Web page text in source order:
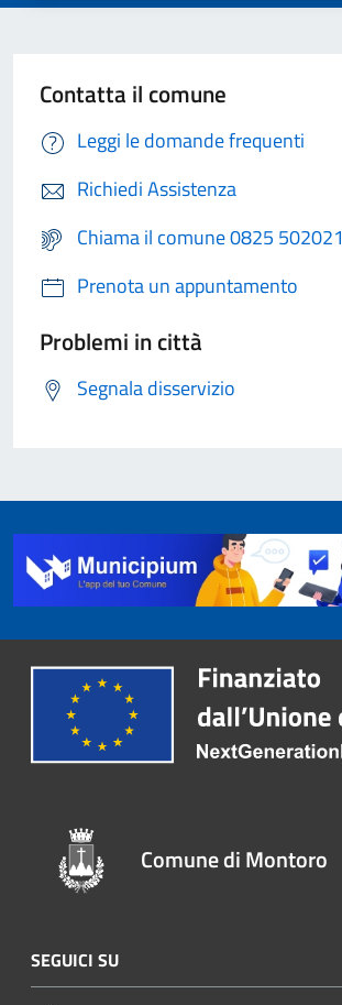
Contatta il comune
Leggi le domande frequenti
Richiedi Assistenza
Chiama il comune 0825 502021
Prenota un appuntamento
Problemi in città
Segnala disservizio
Comune di Montoro
SEGUICI SU